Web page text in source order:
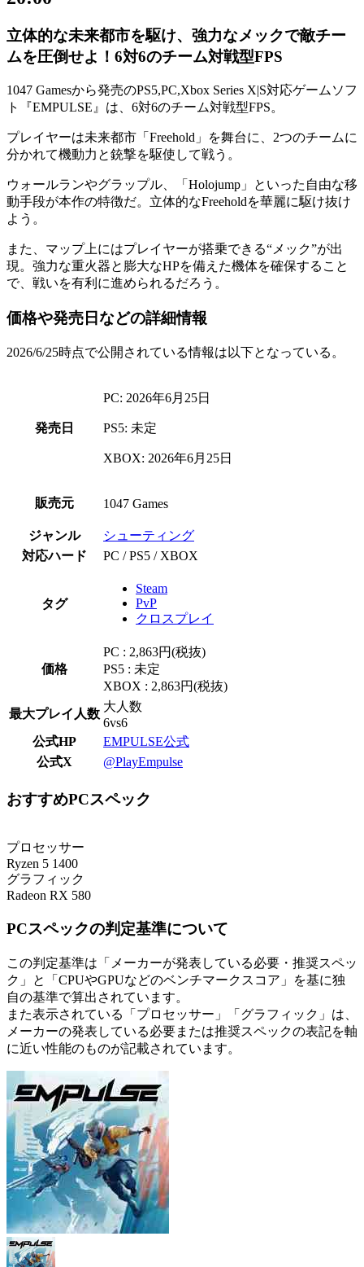
立体的な未来都市を駆け、強力なメックで敵チー
ムを圧倒せよ！6対6のチーム対戦型FPS
1047 Gamesから発売のPS5,PC,Xbox Series X|S対応ゲームソフ
ト『EMPULSE』は、6対6のチーム対戦型FPS。
プレイヤーは未来都市「Freehold」を舞台に、 2つのチームに
分かれて機動力と銃撃を駆使して戦う。
ウォールランやグラップル、「Holojump」といった 自由な移
動手段が本作の特徴だ。立体的なFreeholdを華麗に駆け抜け
よう。
また、マップ上にはプレイヤーが搭乗できる“メック”が出
現。 強力な重火器と膨大なHPを備えた機体を確保すること
で、戦いを有利に進められるだろう。
価格や発売日などの詳細情報
2026/6/25時点で公開されている情報は以下となっている。
発売日
PC: 2026年6月25日
PS5: 未定
XBOX: 2026年6月25日
販売元 1047 Games
ジャンル
シューティング
対応ハード
PC / PS5 / XBOX
タグ
Steam
PvP
クロスプレイ
価格
PC : 2,863円(税抜)
PS5 : 未定
XBOX : 2,863円(税抜)
最大プレイ人数
大人数
6vs6
公式HP
EMPULSE公式
公式X
@PlayEmpulse
おすすめPCスペック
プロセッサー
Ryzen 5 1400
グラフィック
Radeon RX 580
PCスペックの判定基準について
この判定基準は「メーカーが発表している必要・推奨スペッ
ク」と「CPUやGPUなどのベンチマークスコア」を基に独
自の基準で算出されています。
また表示されている「プロセッサー」「グラフィック」は、
メーカーの発表している必要または推奨スペックの表記を軸
に近い性能のものが記載されています。